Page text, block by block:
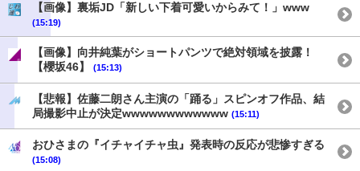
【画像】裏垢JD「新しい下着可愛いからみて！」www
(15:19)
【画像】向井純葉がショートパンツで絶対領域を披露！
【櫻坂46】
(15:13)
【悲報】佐藤二朗さん主演の「踊る」スピンオフ作品、結
局撮影中止が決定wwwwwwwwwwww (15:11)
おひさまの『イチャイチャ虫』発表時の反応が悲惨すぎる
(15:08)